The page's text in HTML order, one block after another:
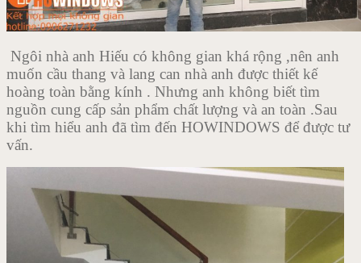
Ngôi nhà anh Hiếu có không gian khá rộng ,nên anh
muốn cầu thang và lang can nhà anh được thiết kế
hoàng toàn bằng kính . Nhưng anh không biết tìm
nguồn cung cấp sản phẩm chất lượng và an toàn .Sau
khi tìm hiểu anh đã tìm đến HOWINDOWS để được tư
vấn.